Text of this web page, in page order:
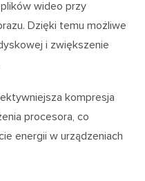
wideo przy
Dzięki temu możliwe
i zwiększenie
kompresja
procesora, co
energii w urządzeniach